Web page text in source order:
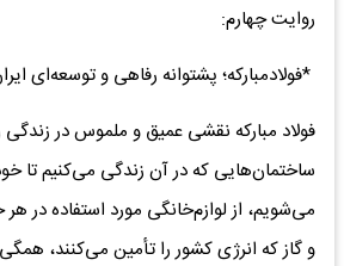
روایت چهارم:
*فولاد‌مبارکه؛ پشتوانه رفاهی و توسعه‌ای
فولاد مبارکه نقشی عمیق و ملموس در زندگی
ساختمان‌هایی که در آن زندگی می‌کنیم تا
می‌شویم، از لوازم‌خانگی مورد استفاده در
و گاز که انرژی کشور را تأمین می‌کنند،